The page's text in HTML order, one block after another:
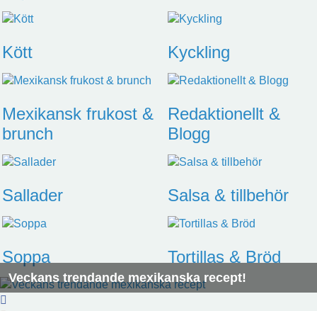
Kött Kyckling
Mexikansk frukost &
brunch
Redaktionellt &
Blogg
Sallader Salsa & tillbehör
Soppa Tortillas & Bröd
Veckans trendande mexikanska recept!